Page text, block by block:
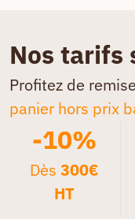
Nos tarifs
Profitez de
panier hors prix
-10%
Dès300€
HT